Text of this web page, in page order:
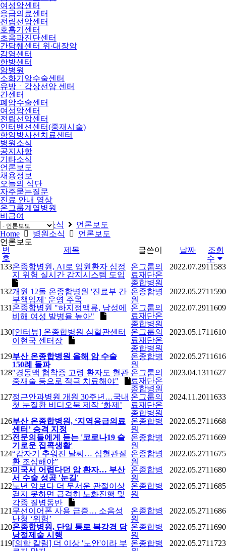
여성암센터
응급의료센터
전립선암센터
호흡기센터
초음파진단센터
간담췌센터 위·대장암
감염센터
한방센터
암병원
소화기암수술센터
유방ㆍ갑상선암 센터
간센터
폐암수술센터
여성암센터
전립선암센터
인터벤션센터(중재시술)
항암방사선치료센터
병원소식
공지사항
기타소식
언론보도
채용정보
오늘의 식단
자주묻는질문
진료 안내 영상
온그룹계열병원
비급여
Home
병원소식
언론보도
Home
병원소식
언론보도
언론보도
번
호
제목 글쓴이 날짜
조회
수
133온종합병원, AI로 입원환자 심정
지 위험 실시간 감지시스템 도입
온그룹의
료재단온
종합병원
2022.07.2911583
132개원 12돌 온종합병원 '진료부 간
부책임제' 운영 주목
온종합병
원
2022.05.2711590
131 온종합병원 "하지정맥류, 남성에
비해 여성 발병율 높아"
온그룹의
료재단온
종합병원
2022.07.2911609
130[인터뷰] 온종합병원 심혈관센터
이현국 센터장
온그룹의
료재단온
종합병원
2023.05.1711610
129부산 온종합병원 올해 암 수술
150례 돌파
온종합병
원
2022.05.2711616
128"경동맥 협착증 고령 환자도 혈관
중재술 등으로 적극 치료해야"
온그룹의
료재단온
종합병원
2023.04.1311627
127정근안과병원 개원 30주년…국내
첫 눈질환 비디오북 제작 ‘화제’
온그룹의
료재단온
종합병원
2024.11.2011633
126부산 온종합병원, ‘지역응급의료
센터’ 승격 지정
온종합병
원
2022.05.2711668
125전문의들에게 듣는 '코로나19 슬
기로운 집콕생활'
온종합병
원
2022.05.2711669
124“갑자기 추워진 날씨… 심혈관질
환 조심해야”
온종합병
원
2022.05.2711675
123미국서 어렵다던 암 환자… 부산
서 수술 성공 '눈길'
온종합병
원
2022.05.2711680
122노년 암보다 더 무서운 관절이상
걷지 못하면 급격히 노화진행 및
각종 질병동반
온종합병
원
2022.05.2711685
121 무선이어폰 사용 급증… 소음성
난청 ‘위험’
온종합병
원
2022.05.2711686
120온종합병원, 단일 통로 복강경 담
낭절제술 시행
온종합병
원
2022.05.2711690
119[의학 칼럼] 더 이상 '노안'이라 부 온종합병
2022.05.2711723